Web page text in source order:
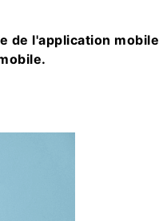
de l'application mobile